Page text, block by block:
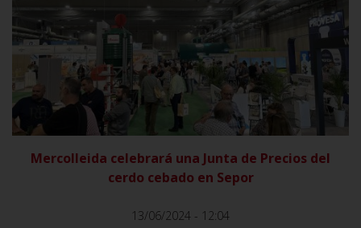
VER
Mercolleida celebrará una Junta de Precios del
cerdo cebado en Sepor
13/06/2024 - 12:04